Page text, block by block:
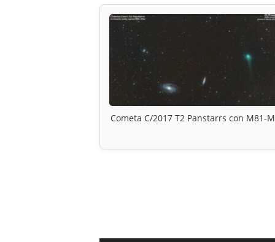
Cometa C/2017 T2 Panstarrs con M81-